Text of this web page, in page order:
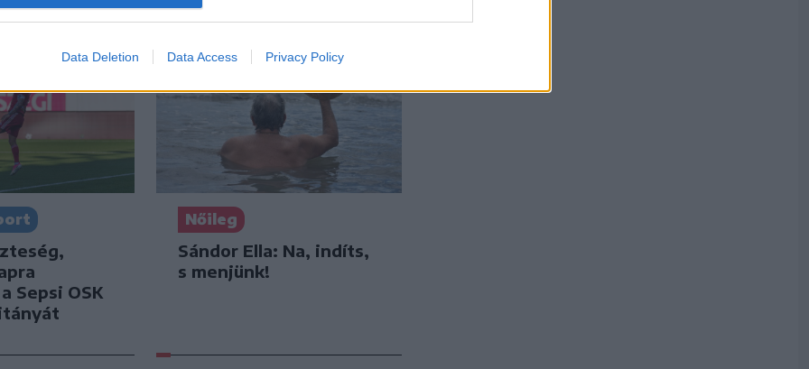
Data Deletion Data Access Privacy Policy
Sepsi OSK
Nőileg
Sándor Ella: Na, indíts,
s menjünk!